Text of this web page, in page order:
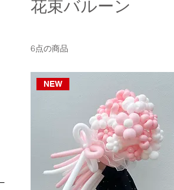
花束バルーン
6点の商品
NEW